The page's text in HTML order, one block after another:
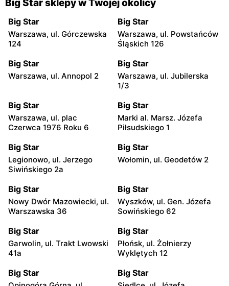
Big Star sklepy w Twojej okolicy
Big Star
Warszawa, ul. Górczewska
124
Big Star
Warszawa, ul. Powstańców
Śląskich 126
Big Star
Warszawa, ul. Annopol 2
Big Star
Warszawa, ul. Jubilerska
1/3
Big Star
Warszawa, ul. plac
Czerwca 1976 Roku 6
Big Star
Marki al. Marsz. Józefa
Piłsudskiego 1
Big Star
Legionowo, ul. Jerzego
Siwińskiego 2a
Big Star
Wołomin, ul. Geodetów 2
Big Star
Nowy Dwór Mazowiecki, ul.
Warszawska 36
Big Star
Wyszków, ul. Gen. Józefa
Sowińskiego 62
Big Star
Garwolin, ul. Trakt Lwowski
41a
Big Star
Płońsk, ul. Żołnierzy
Wyklętych 12
Big Star Big Star